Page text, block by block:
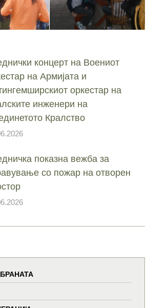
концерт на Воениот
на Армијата и
оркестар на
инженери на
Кралство
показна вежба за
со пожар на отворен